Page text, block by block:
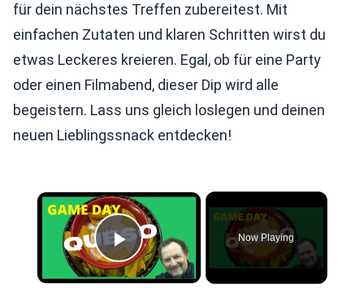
für dein nächstes Treffen zubereitest. Mit
einfachen Zutaten und klaren Schritten wirst du
etwas Leckeres kreieren. Egal, ob für eine Party
oder einen Filmabend, dieser Dip wird alle
begeistern. Lass uns gleich loslegen und deinen
neuen Lieblingssnack entdecken!
×
Play Video
Now Playing